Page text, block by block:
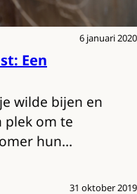
6 januari 2020
Een
wilde bijen en
plek om te
hun…
31 oktober 2019